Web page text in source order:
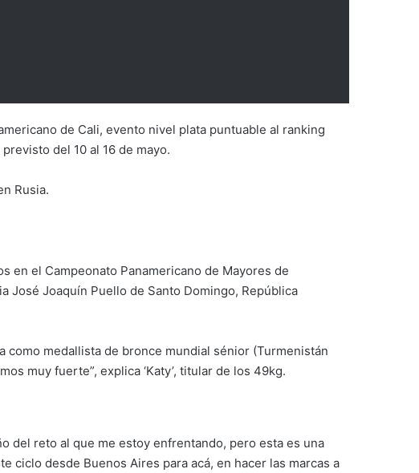
de Cali, evento nivel plata puntuable al ranking
del 10 al 16 de mayo.
Rusia.
en el Campeonato Panamericano de Mayores de
José Joaquín Puello de Santo Domingo, República
como medallista de bronce mundial sénior (Turmenistán
muy fuerte”, explica ‘Katy’, titular de los 49kg.
del reto al que me estoy enfrentando, pero esta es una
ciclo desde Buenos Aires para acá, en hacer las marcas a